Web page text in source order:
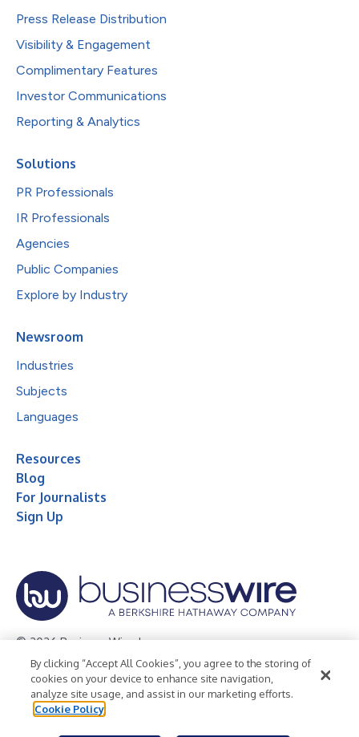
Press Release Distribution
Visibility & Engagement
Complimentary Features
Investor Communications
Reporting & Analytics
Solutions
PR Professionals
IR Professionals
Agencies
Public Companies
Explore by Industry
Newsroom
Industries
Subjects
Languages
Resources
Blog
For Journalists
Sign Up
© 2026 Business Wire, Inc.
Privacy Policy Cookie Policy
Accessibility Statement
Terms of Use
Legal
By clicking “Accept All Cookies”, you agree to the storing of
cookies on your device to enhance site navigation,
analyze site usage, and assist in our marketing efforts.
Cookie Policy